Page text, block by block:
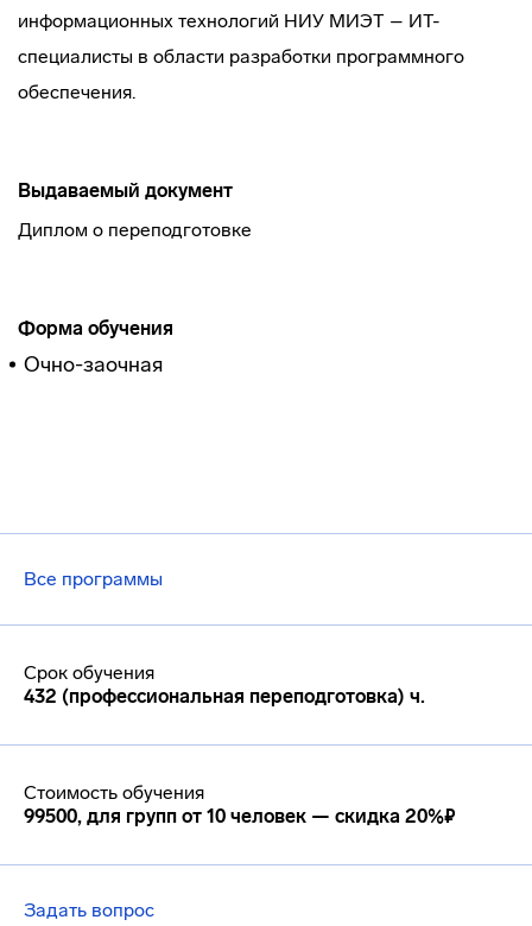
Все программы
Срок обучения
432 (профессиональная переподготовка) ч.
Стоимость обучения
99500, для групп от 10 человек — скидка 20%₽
Задать вопрос
информационных технологий НИУ МИЭТ – ИТ-
специалисты в области разработки программного
обеспечения.
Выдаваемый документ
Диплом о переподготовке
Форма обучения
Очно-заочная